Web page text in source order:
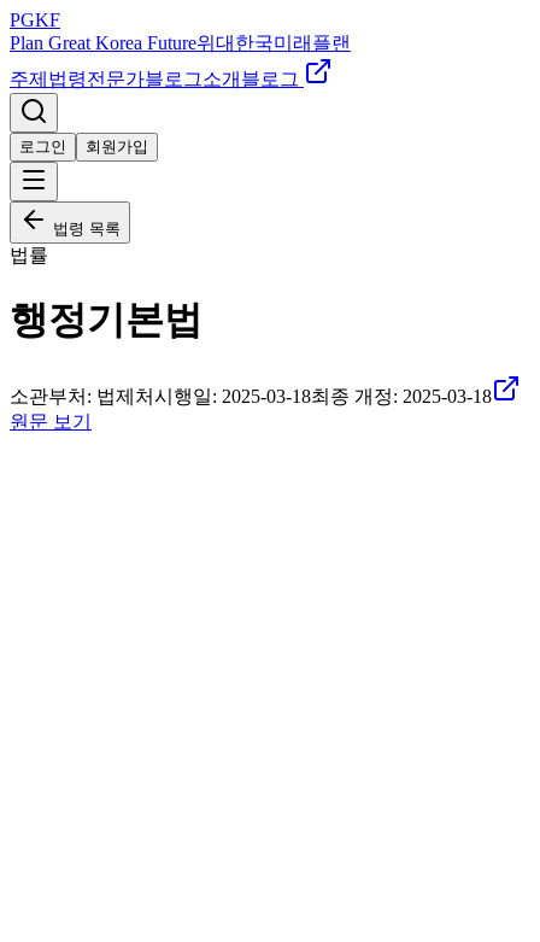
PGKF
Plan Great Korea Future위대한국미래플랜
주제 법령전문가블로그소개 블로그
로그인 회원가입
법령 목록
법률
행정기본법
소관부처: 법제처시행일: 2025-03-18최종 개정: 2025-03-18
원문 보기